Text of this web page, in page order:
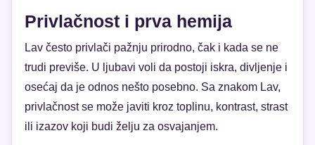
Privlačnost i prva hemija
Lav često privlači pažnju prirodno, čak i kada se ne
trudi previše. U ljubavi voli da postoji iskra, divljenje i
osećaj da je odnos nešto posebno. Sa znakom Lav,
privlačnost se može javiti kroz toplinu, kontrast, strast
ili izazov koji budi želju za osvajanjem.